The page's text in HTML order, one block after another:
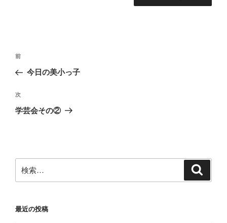
投
ナ
ビ
ゲ
ン
前
の
稿
前
今日の美小っ子
次
の
次
学芸会その②
索:
最近の投稿